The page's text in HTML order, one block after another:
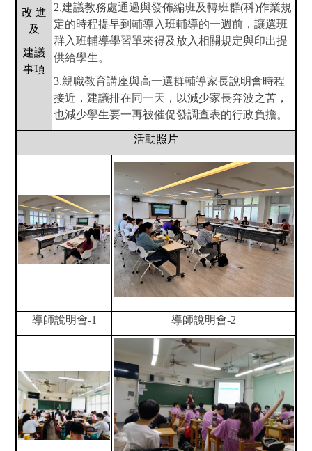
改 進
及
建議
事項
2.建議教務處通過與發佈編班及轉班群(科)作業規
定的時程提早到輔導入班輔導的一週前，讓選班
群入班輔導學習單來得及放入相關規定與印出提
供給學生。
3.親職教育講座與高一選群輔導家長說明會時程
接近，建議排在同一天，以減少家長奔波之苦，
也減少學生要一再被催促發調查表的行政負擔。
活動照片
導師說明會-1 導師說明會-2